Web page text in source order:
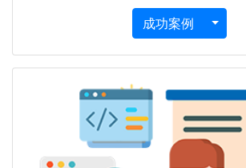
成功案例 下拉箭